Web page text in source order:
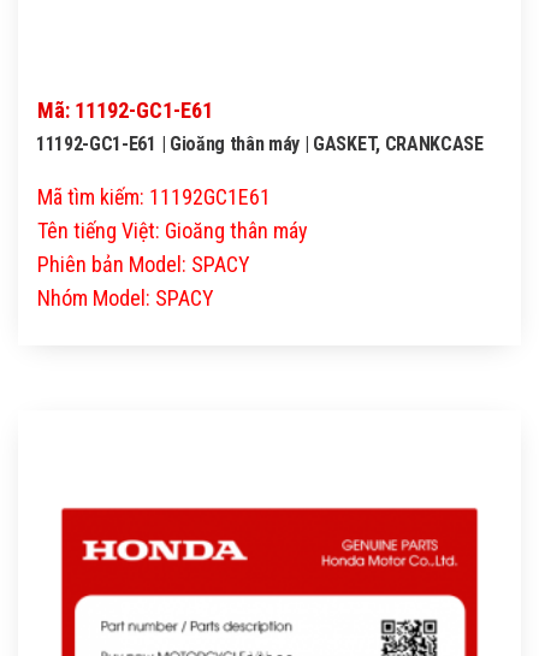
Mã: 11192-GC1-E61
11192-GC1-E61 | Gioăng thân máy | GASKET, CRANKCASE
Mã tìm kiếm: 11192GC1E61
Tên tiếng Việt: Gioăng thân máy
Phiên bản Model: SPACY
Nhóm Model: SPACY